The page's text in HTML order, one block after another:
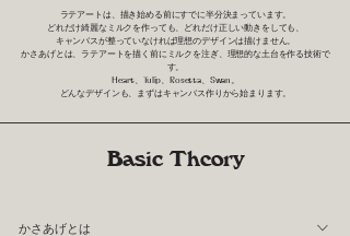
ラテアートは、描き始める前にすでに半分決まっています。
どれだけ綺麗なミルクを作っても、どれだけ正しい動きをしても、
キャンバスが整っていなければ理想のデザインは描けません。
かさあげとは、ラテアートを描く前にミルクを注ぎ、理想的な土台を作る技術で
す。
Heart、Tulip、Rosetta、Swan。
どんなデザインも、まずはキャンバス作りから始まります。
Basic Theory
かさあげとは